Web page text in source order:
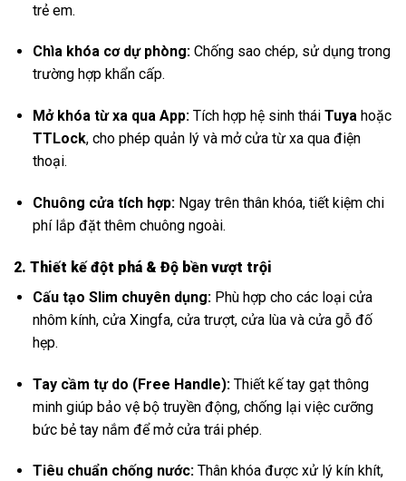
trẻ em.
Chìa khóa cơ dự phòng:Chống sao chép, sử dụng trong
trường hợp khẩn cấp.
Mở khóa từ xa qua App:Tích hợp hệ sinh thái Tuyahoặc
TTLock, cho phép quản lý và mở cửa từ xa qua điện
thoại.
Chuông cửa tích hợp:Ngay trên thân khóa, tiết kiệm chi
phí lắp đặt thêm chuông ngoài.
2. Thiết kế đột phá & Độ bền vượt trội
Cấu tạo Slim chuyên dụng:Phù hợp cho các loại cửa
nhôm kính, cửa Xingfa, cửa trượt, cửa lùa và cửa gỗ đố
hẹp.
Tay cầm tự do (Free Handle):Thiết kế tay gạt thông
minh giúp bảo vệ bộ truyền động, chống lại việc cưỡng
bức bẻ tay nắm để mở cửa trái phép.
Tiêu chuẩn chống nước:Thân khóa được xử lý kín khít,